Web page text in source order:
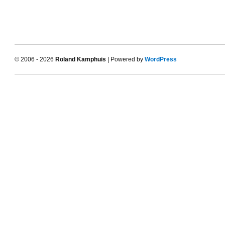
© 2006 - 2026 Roland Kamphuis | Powered by WordPress